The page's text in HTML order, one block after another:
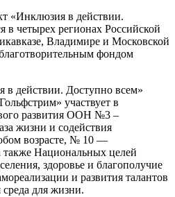
«Инклюзия в действии.
в четырех регионах Российской
Владимире и Московской
фондом
в действии. Доступно всем»
участвует в
развития ООН №3 –
жизни и содействия
возрасте, № 10 —
также Национальных целей
здоровье и благополучие
и развития талантов
для жизни.